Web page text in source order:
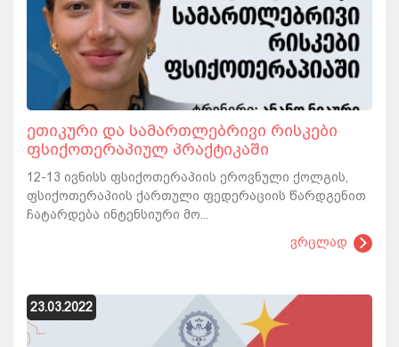
ეთიკური და სამართლებრივი რისკები
ფსიქოთერაპიულ პრაქტიკაში
12-13 ივნისს ფსიქოთერაპიის ეროვნული ქოლგის,
ფსიქოთერაპიის ქართული ფედერაციის წარდგენით
ჩატარდება ინტენსიური მო...
ვრცლად
23.03.2022